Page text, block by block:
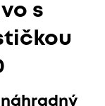
Life
pri